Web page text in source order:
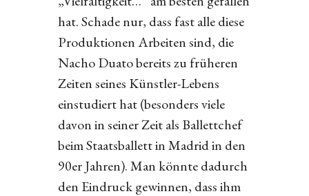
hat. Schade nur, dass fast alle diese
Produktionen Arbeiten sind, die
Nacho Duato bereits zu früheren
Zeiten seines Künstler-Lebens
einstudiert hat (besonders viele
davon in seiner Zeit als Ballettchef
beim Staatsballett in Madrid in den
90er Jahren). Man könnte dadurch
den Eindruck gewinnen, dass ihm